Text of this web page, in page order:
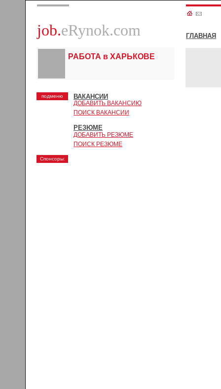
job.eRynok.com ГЛАВНАЯ
РАБОТА в ХАРЬКОВЕ
подменю ВАКАНСИИ
ДОБАВИТЬ ВАКАНСИЮ
ПОИСК ВАКАНСИИ
РЕЗЮМЕ
ДОБАВИТЬ РЕЗЮМЕ
ПОИСК РЕЗЮМЕ
Спонсоры: